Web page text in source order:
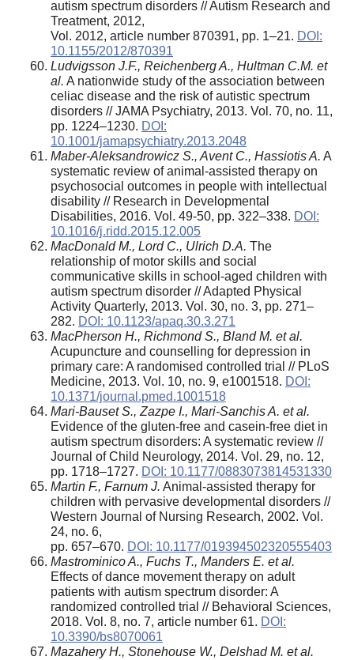
autism spectrum disorders // Autism Research and
Treatment, 2012,
Vol. 2012, article number 870391, pp. 1–21. DOI:
10.1155/2012/870391
Ludvigsson J.F., Reichenberg A., Hultman C.M. et
al. A nationwide study of the association between
celiac disease and the risk of autistic spectrum
disorders // JAMA Psychiatry, 2013. Vol. 70, no. 11,
pp. 1224–1230. DOI:
10.1001/jamapsychiatry.2013.2048
Maber-Aleksandrowicz S., Avent C., Hassiotis A. A
systematic review of animal-assisted therapy on
psychosocial outcomes in people with intellectual
disability // Research in Developmental
Disabilities, 2016. Vol. 49-50, pp. 322–338. DOI:
10.1016/j.ridd.2015.12.005
MacDonald M., Lord C., Ulrich D.A. The
relationship of motor skills and social
communicative skills in school-aged children with
autism spectrum disorder // Adapted Physical
Activity Quarterly, 2013. Vol. 30, no. 3, pp. 271–
282. DOI: 10.1123/apaq.30.3.271
MacPherson H., Richmond S., Bland M. et al.
Acupuncture and counselling for depression in
primary care: A randomised controlled trial // PLoS
Medicine, 2013. Vol. 10, no. 9, e1001518. DOI:
10.1371/journal.pmed.1001518
Mari-Bauset S., Zazpe I., Mari-Sanchis A. et al.
Evidence of the gluten-free and casein-free diet in
autism spectrum disorders: A systematic review //
Journal of Child Neurology, 2014. Vol. 29, no. 12,
pp. 1718–1727. DOI: 10.1177/0883073814531330
Martin F., Farnum J. Animal-assisted therapy for
children with pervasive developmental disorders //
Western Journal of Nursing Research, 2002. Vol.
24, no. 6,
pp. 657–670. DOI: 10.1177/019394502320555403
Mastrominico A., Fuchs T., Manders E. et al.
Effects of dance movement therapy on adult
patients with autism spectrum disorder: A
randomized controlled trial // Behavioral Sciences,
2018. Vol. 8, no. 7, article number 61. DOI:
10.3390/bs8070061
Mazahery H., Stonehouse W., Delshad M. et al.